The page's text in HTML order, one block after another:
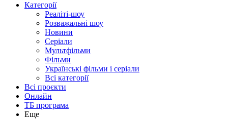
Категорії
Реаліті-шоу
Розважальні шоу
Новини
Серіали
Мультфільми
Фільми
Українські фільми і серіали
Всі категорії
Всі проєкти
Онлайн
ТБ програма
Еще